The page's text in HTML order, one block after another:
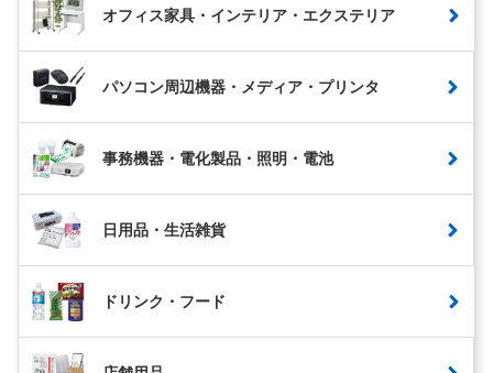
オフィス家具・インテリア・エクステリア
パソコン周辺機器・メディア・プリンタ
事務機器・電化製品・照明・電池
日用品・生活雑貨
ドリンク・フード